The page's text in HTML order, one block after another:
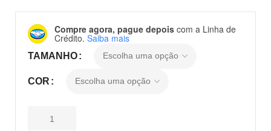
Compre agora, pague depois com a Linha de
Crédito. Saiba mais
TAMANHO
COR